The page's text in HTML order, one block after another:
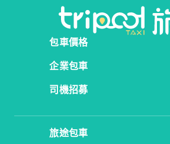
包車價格
企業包車
司機招募
旅途包車